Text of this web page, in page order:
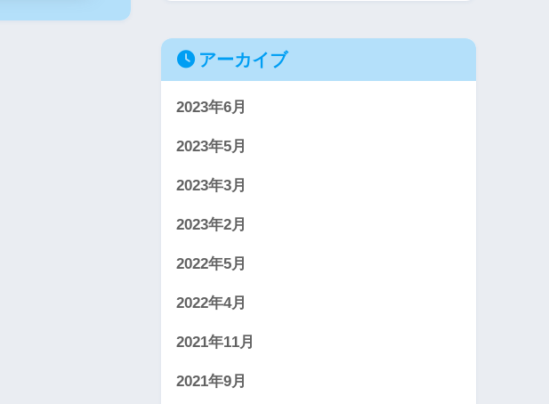
アーカイブ
2023年6月
2023年5月
2023年3月
2023年2月
2022年5月
2022年4月
2021年11月
2021年9月